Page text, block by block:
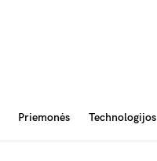
Priemonės Technologijos